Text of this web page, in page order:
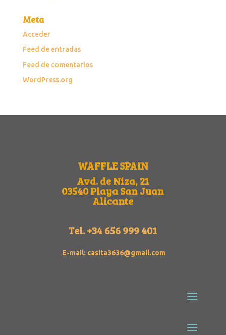
Meta
Acceder
Feed de entradas
Feed de comentarios
WordPress.org
WAFFLE SPAIN
Avd. de Niza, 21
03540 Playa San Juan
Alicante
Tel.+34 656 999 401
E-mail: casita3636@gmail.com